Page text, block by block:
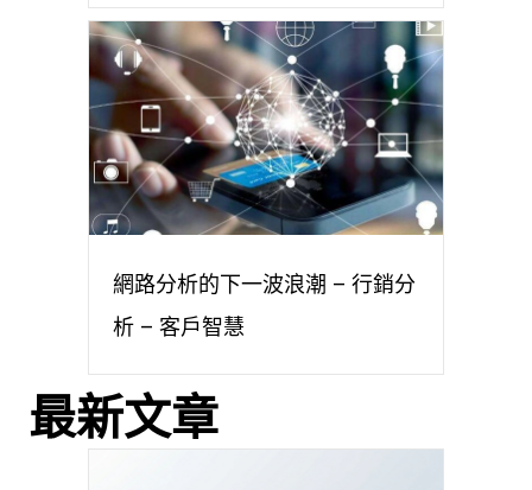
網路分析的下一波浪潮 – 行銷分
析 – 客戶智慧
最新文章